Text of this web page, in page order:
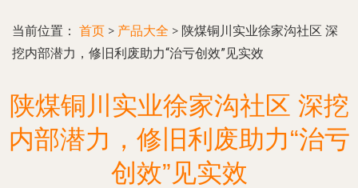
当前位置： 首页 > 产品大全 > 陕煤铜川实业徐家沟社区 深
挖内部潜力，修旧利废助力“治亏创效”见实效
陕煤铜川实业徐家沟社区 深挖
内部潜力，修旧利废助力“治亏
创效”见实效